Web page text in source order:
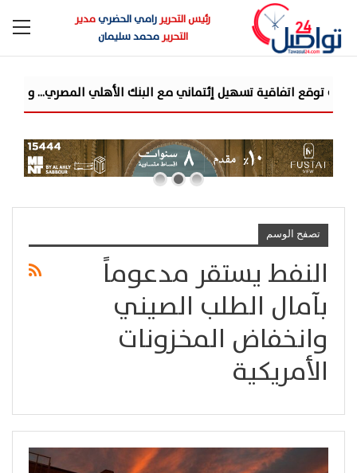
رئيس التحريررامي الحضريمدير
التحريرمحمد سليمان
اتفاقية تسهيل إئتماني مع البنك الأهلي المصري... وتستهدف محفظة
تصفح الوسم
النفط يستقر مدعوماً
بآمال الطلب الصيني
وانخفاض المخزونات
الأمريكية